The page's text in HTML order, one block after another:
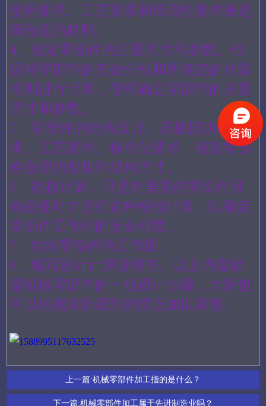
使用要求、工艺要求和经济性要求来选
择合适的材料。
4、确定零部件的主要尺寸和参数。根
据对零部件的失效分析和所确定的计算
准则进行计算，便可确定零部件的主要
尺寸和参数。
5、零部件的结构设计。应根据功能要
求、工艺要求、标准化要求，确定零部
件合理的形状和结构尺寸。
6、校核计算。只是对重要的零部件且
有必要时才进行这种校核计算，以确定
零部件工作时的安全程度。
7、绘制零部件的工作图。
8、编写设计计算说明书。以上内容就
是机械零部件的一般设计步骤，大家也
可以根据实际遇到的情况加以调整。
上一篇:机械零部件加工指的是什么？
下一篇:机械零部件加工属于先进制造业吗？